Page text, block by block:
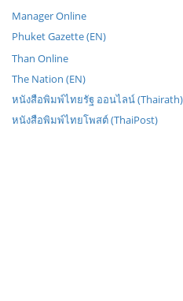
Manager Online
Phuket Gazette (EN)
Than Online
The Nation (EN)
หนังสือพิมพ์ไทยรัฐ ออนไลน์ (Thairath)
หนังสือพิมพ์ไทยโพสต์ (ThaiPost)